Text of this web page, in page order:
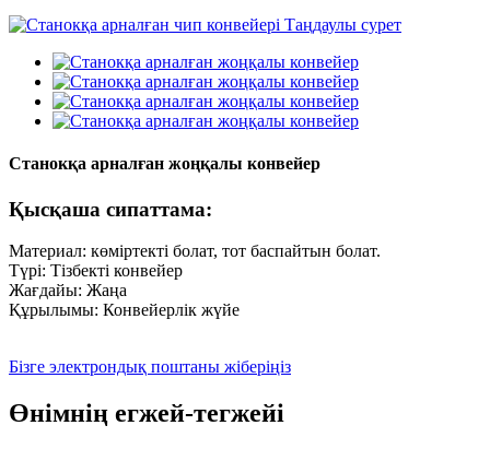
Станокқа арналған жоңқалы конвейер
Қысқаша сипаттама:
Материал: көміртекті болат, тот баспайтын болат.
Түрі: Тізбекті конвейер
Жағдайы: Жаңа
Құрылымы: Конвейерлік жүйе
Бізге электрондық поштаны жіберіңіз
Өнімнің егжей-тегжейі